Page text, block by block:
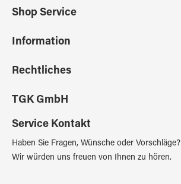
Shop Service
Information
Rechtliches
TGK GmbH
Service Kontakt
Haben Sie Fragen, Wünsche oder Vorschläge?
Wir würden uns freuen von Ihnen zu hören.